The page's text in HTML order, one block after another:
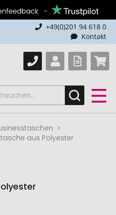
+49(0)201 94 618 0
Kontakt
aus Polyester